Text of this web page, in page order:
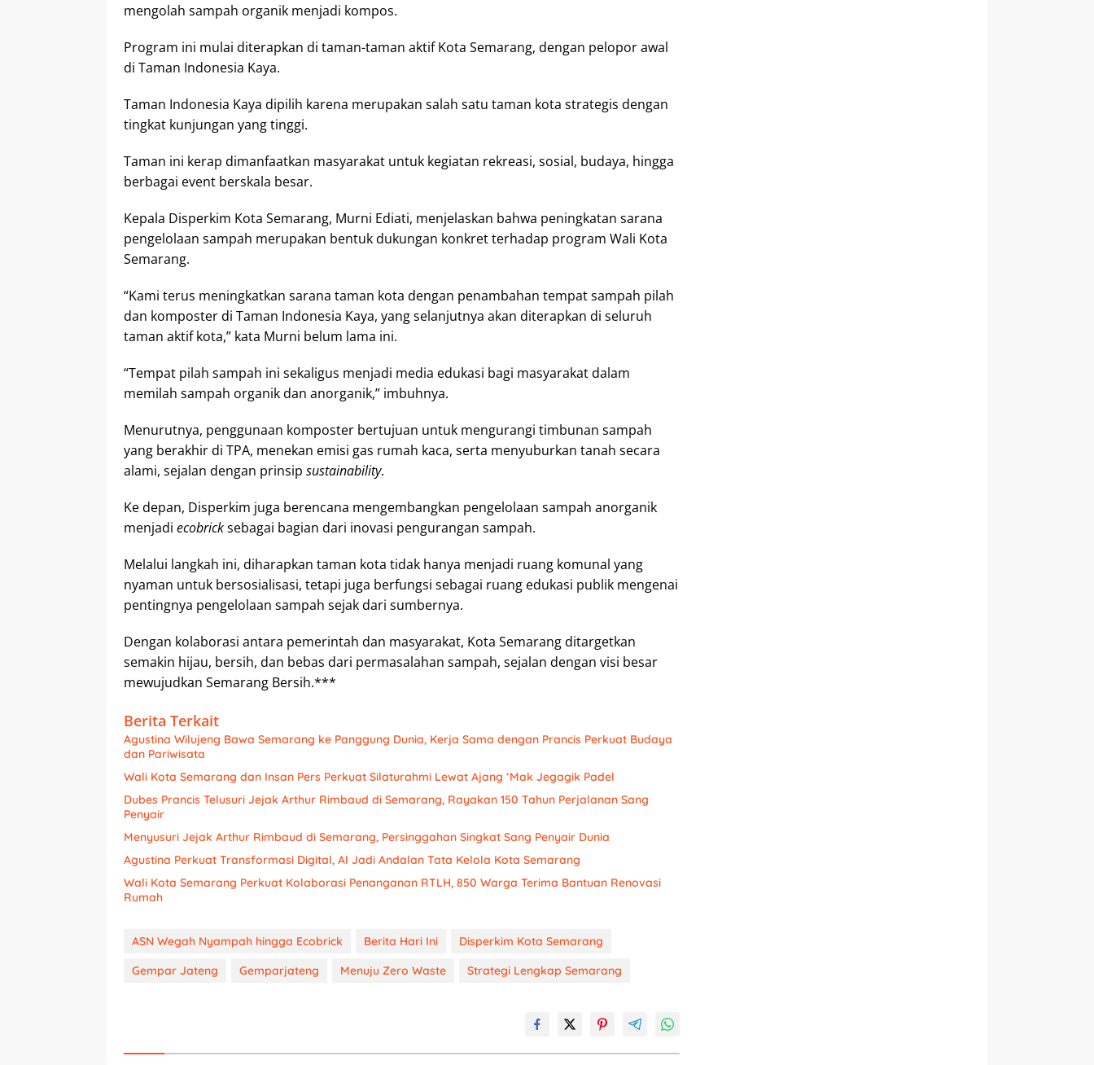
mengolah sampah organik menjadi kompos.
Program ini mulai diterapkan di taman-taman aktif Kota Semarang, dengan pelopor awal
di Taman Indonesia Kaya.
Taman Indonesia Kaya dipilih karena merupakan salah satu taman kota strategis dengan
tingkat kunjungan yang tinggi.
Taman ini kerap dimanfaatkan masyarakat untuk kegiatan rekreasi, sosial, budaya, hingga
berbagai event berskala besar.
Kepala Disperkim Kota Semarang, Murni Ediati, menjelaskan bahwa peningkatan sarana
pengelolaan sampah merupakan bentuk dukungan konkret terhadap program Wali Kota
Semarang.
“Kami terus meningkatkan sarana taman kota dengan penambahan tempat sampah pilah
dan komposter di Taman Indonesia Kaya, yang selanjutnya akan diterapkan di seluruh
taman aktif kota,” kata Murni belum lama ini.
“Tempat pilah sampah ini sekaligus menjadi media edukasi bagi masyarakat dalam
memilah sampah organik dan anorganik,” imbuhnya.
Menurutnya, penggunaan komposter bertujuan untuk mengurangi timbunan sampah
yang berakhir di TPA, menekan emisi gas rumah kaca, serta menyuburkan tanah secara
alami, sejalan dengan prinsip sustainability.
Ke depan, Disperkim juga berencana mengembangkan pengelolaan sampah anorganik
menjadi ecobricksebagai bagian dari inovasi pengurangan sampah.
Melalui langkah ini, diharapkan taman kota tidak hanya menjadi ruang komunal yang
nyaman untuk bersosialisasi, tetapi juga berfungsi sebagai ruang edukasi publik mengenai
pentingnya pengelolaan sampah sejak dari sumbernya.
Dengan kolaborasi antara pemerintah dan masyarakat, Kota Semarang ditargetkan
semakin hijau, bersih, dan bebas dari permasalahan sampah, sejalan dengan visi besar
mewujudkan Semarang Bersih.***
Berita Terkait
Agustina Wilujeng Bawa Semarang ke Panggung Dunia, Kerja Sama dengan Prancis Perkuat Budaya
dan Pariwisata
Wali Kota Semarang dan Insan Pers Perkuat Silaturahmi Lewat Ajang ‘Mak Jegagik Padel
Dubes Prancis Telusuri Jejak Arthur Rimbaud di Semarang, Rayakan 150 Tahun Perjalanan Sang
Penyair
Menyusuri Jejak Arthur Rimbaud di Semarang, Persinggahan Singkat Sang Penyair Dunia
Agustina Perkuat Transformasi Digital, AI Jadi Andalan Tata Kelola Kota Semarang
Wali Kota Semarang Perkuat Kolaborasi Penanganan RTLH, 850 Warga Terima Bantuan Renovasi
Rumah
ASN Wegah Nyampah hingga Ecobrick Berita Hari Ini
Disperkim Kota Semarang
Gempar Jateng
Gemparjateng Menuju Zero Waste Strategi Lengkap Semarang